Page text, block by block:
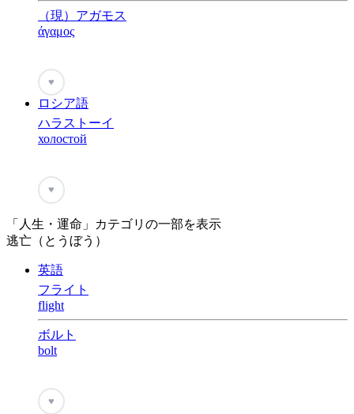
（現）アガモス
άγαμος
♥
ロシア語
ハラストーイ
холостой
♥
「人生・運命」カテゴリの一部を表示
逃亡（とうぼう）
英語
フライト
flight
ボルト
bolt
♥